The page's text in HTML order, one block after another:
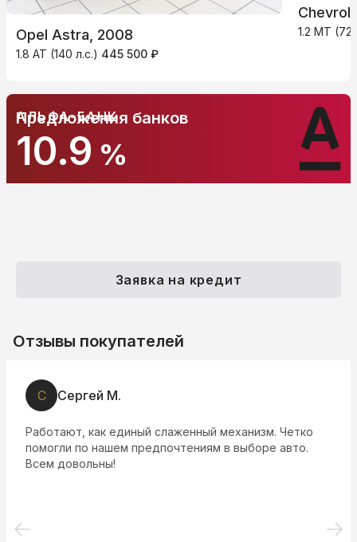
Opel Astra, 2008
1.8 AT (140 л.с.) 445 500 ₽
1.2 MT (72
АЛЬФА-БАНК
10.9 %
Предложения банков
Заявка на кредит
Отзывы покупателей
С Сергей М.
Работают, как единый слаженный механизм. Четко
помогли по нашем предпочтениям в выборе авто.
Всем довольны!